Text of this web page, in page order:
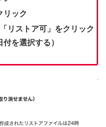
リック
リストア可」をクリック
を選択する）